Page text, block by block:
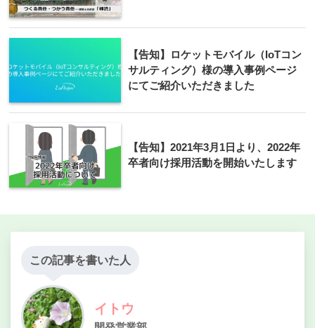
【告知】ロケットモバイル（IoTコン
サルティング）様の導入事例ページ
にてご紹介いただきました
【告知】2021年3月1日より、2022年
卒者向け採用活動を開始いたします
この記事を書いた人
イトウ